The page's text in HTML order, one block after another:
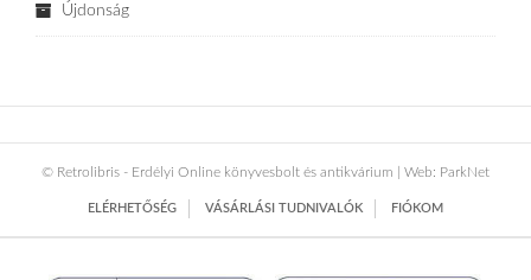
Újdonság
© Retrolibris - Erdélyi Online könyvesbolt és antikvárium | Web: ParkNet
ELÉRHETŐSÉG VÁSÁRLÁSI TUDNIVALÓK FIÓKOM